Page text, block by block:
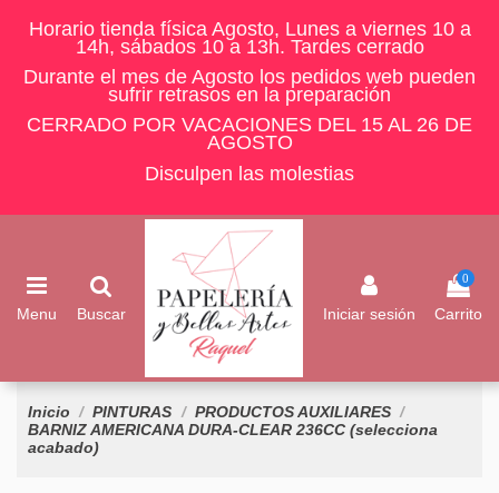
Horario tienda física Agosto, Lunes a viernes 10 a
14h, sábados 10 a 13h. Tardes cerrado
Durante el mes de Agosto los pedidos web pueden
sufrir retrasos en la preparación
CERRADO POR VACACIONES DEL 15 AL 26 DE
AGOSTO
Disculpen las molestias
Menu Buscar Iniciar sesión
0
Carrito
Inicio PINTURAS
PRODUCTOS AUXILIARES
BARNIZ AMERICANA DURA-CLEAR 236CC (selecciona
acabado)